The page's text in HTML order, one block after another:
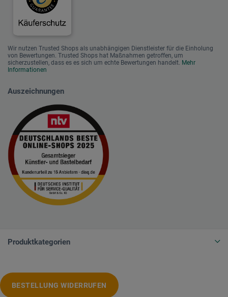
Wir nutzen Trusted Shops als unabhängigen Dienstleister für die Einholung
von Bewertungen. Trusted Shops hat Maßnahmen getroffen, um
sicherzustellen, dass es es sich um echte Bewertungen handelt. Mehr
Informationen
Auszeichnungen
Produktkategorien
BESTELLUNG WIDERRUFEN